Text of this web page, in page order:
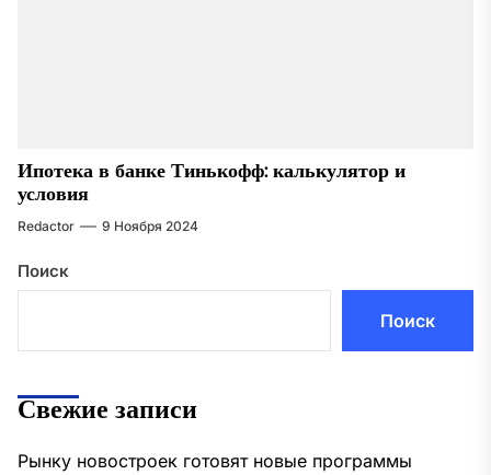
Ипотека в банке Тинькофф: калькулятор и
условия
Redactor 9 Ноября 2024
Поиск
Поиск
Свежие записи
Рынку новостроек готовят новые программы